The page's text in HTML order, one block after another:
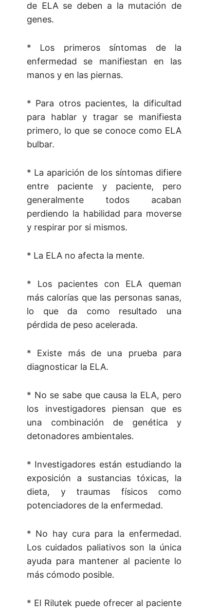
de ELA se deben a la mutación de
genes.
* Los primeros síntomas de la
enfermedad se manifiestan en las
manos y en las piernas.
* Para otros pacientes, la dificultad
para hablar y tragar se manifiesta
primero, lo que se conoce como ELA
bulbar.
* La aparición de los síntomas difiere
entre paciente y paciente, pero
generalmente todos acaban
perdiendo la habilidad para moverse
y respirar por si mismos.
* La ELA no afecta la mente.
* Los pacientes con ELA queman
más calorías que las personas sanas,
lo que da como resultado una
pérdida de peso acelerada.
* Existe más de una prueba para
diagnosticar la ELA.
* No se sabe que causa la ELA, pero
los investigadores piensan que es
una combinación de genética y
detonadores ambientales.
* Investigadores están estudiando la
exposición a sustancias tóxicas, la
dieta, y traumas físicos como
potenciadores de la enfermedad.
* No hay cura para la enfermedad.
Los cuidados paliativos son la única
ayuda para mantener al paciente lo
más cómodo posible.
* El Rilutek puede ofrecer al paciente